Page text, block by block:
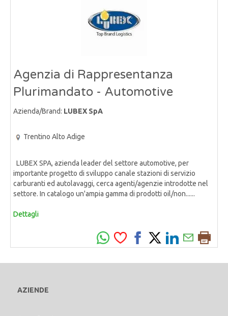
Agenzia di Rappresentanza
Plurimandato - Automotive
Azienda/Brand: LUBEX SpA
Trentino Alto Adige
LUBEX SPA, azienda leader del settore automotive, per
importante progetto di sviluppo canale stazioni di servizio
carburanti ed autolavaggi, cerca agenti/agenzie introdotte nel
settore. In catalogo un'ampia gamma di prodotti oil/non......
Dettagli
AZIENDE